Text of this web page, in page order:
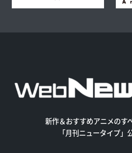
新作＆おすすめアニメのす
「月刊ニュータイプ」